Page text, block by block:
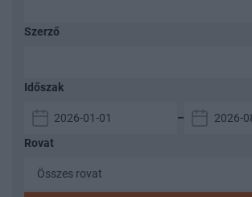
Szerző
Időszak
–
Rovat